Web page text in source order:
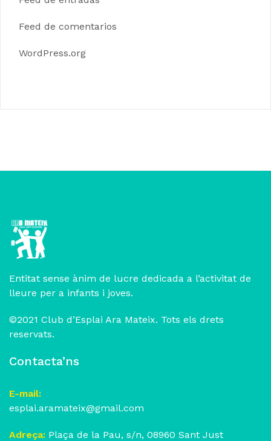
Feed de comentarios
WordPress.org
Entitat sense ànim de lucre dedicada a l’activitat de
lleure per a infants i joves.
©2021 Club d’Esplai Ara Mateix. Tots els drets
reservats.
Contacta’ns
E-mail:
esplai.aramateix@gmail.com
Adreça: Plaça de la Pau, s/n, 08960 Sant Just